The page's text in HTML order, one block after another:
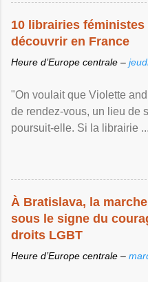
10 librairies féministes
découvrir en France
Heure d’Europe centrale –
"On voulait que Violette
de rendez-vous, un lieu de
poursuit-elle. Si la librairie
À Bratislava, la
sous le signe du
droits LGBT
Heure d’Europe centrale –